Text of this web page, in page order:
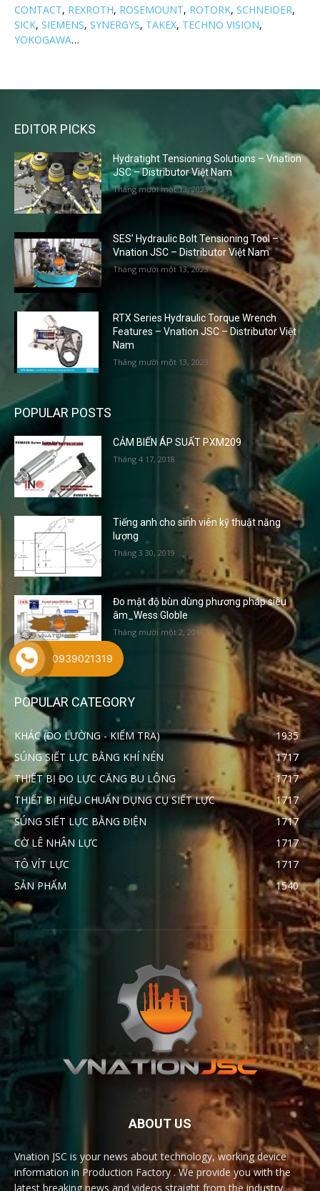
CONTACT, REXROTH, ROSEMOUNT, ROTORK, SCHNEIDER,
SICK, SIEMENS, SYNERGYS, TAKEX, TECHNO VISION,
YOKOGAWA…
EDITOR PICKS
Hydratight Tensioning Solutions – Vnation
JSC – Distributor Việt Nam
Tháng mười một 13, 2023
SES’ Hydraulic Bolt Tensioning Tool –
Vnation JSC – Distributor Việt Nam
Tháng mười một 13, 2023
RTX Series Hydraulic Torque Wrench
Features – Vnation JSC – Distributor Việt
Nam
Tháng mười một 13, 2023
POPULAR POSTS
CẢM BIẾN ÁP SUẤT PXM209
Tháng 4 17, 2018
Tiếng anh cho sinh viên kỹ thuật năng
lượng
Tháng 3 30, 2019
Đo mật độ bùn dùng phương pháp siêu
âm_Wess Globle
Tháng mười một 2, 2017
POPULAR CATEGORY
KHÁC (ĐO LƯỜNG - KIỂM TRA)
1935
SÚNG SIẾT LỰC BẰNG KHÍ NÉN
1717
THIẾT BỊ ĐO LỰC CĂNG BU LÔNG
1717
THIẾT BỊ HIỆU CHUẨN DỤNG CỤ SIẾT LỰC
1717
SÚNG SIẾT LỰC BẰNG ĐIỆN
1717
CỜ LÊ NHÂN LỰC
1717
TÔ VÍT LỰC
1717
SẢN PHẨM
1540
ABOUT US
Vnation JSC is your news about technology, working device
information in Production Factory . We provide you with the
latest breaking news and videos straight from the industry
0939021319